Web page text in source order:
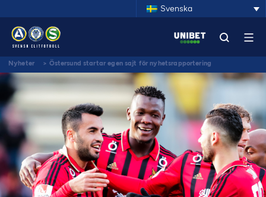
Svenska
Nyheter > Östersund startar egen sajt för nyhetsrapportering